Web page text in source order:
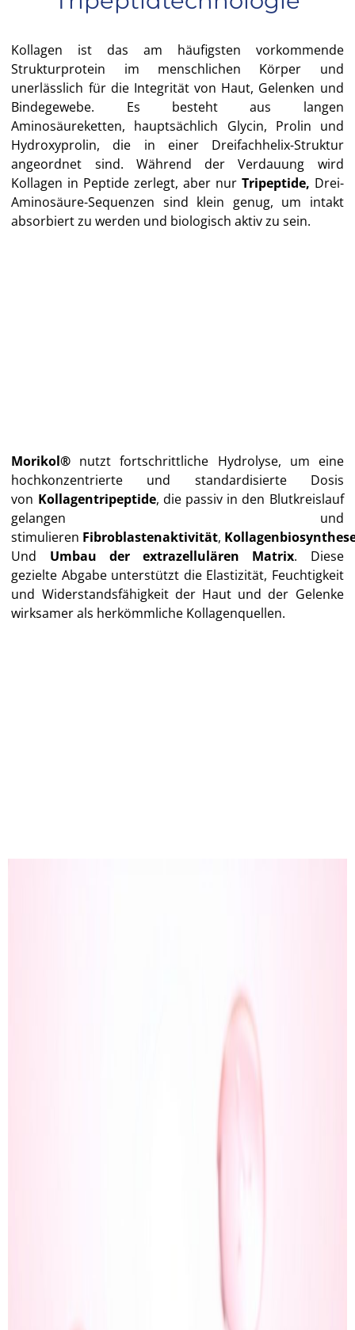
Kollagen ist das am häufigsten vorkommende
Strukturprotein im menschlichen Körper und
unerlässlich für die Integrität von Haut, Gelenken und
Bindegewebe. Es besteht aus langen
Aminosäureketten, hauptsächlich Glycin, Prolin und
Hydroxyprolin, die in einer Dreifachhelix-Struktur
angeordnet sind. Während der Verdauung wird
Kollagen in Peptide zerlegt, aber nur Tripeptide, Drei-
Aminosäure-Sequenzen sind klein genug, um intakt
absorbiert zu werden und biologisch aktiv zu sein.
Morikol® nutzt fortschrittliche Hydrolyse, um eine
hochkonzentrierte und standardisierte Dosis
von Kollagentripeptide, die passiv in den Blutkreislauf
gelangen und
stimulieren Fibroblastenaktivität,
Und Umbau der extrazellulären Matrix. Diese
gezielte Abgabe unterstützt die Elastizität, Feuchtigkeit
und Widerstandsfähigkeit der Haut und der Gelenke
wirksamer als herkömmliche Kollagenquellen.